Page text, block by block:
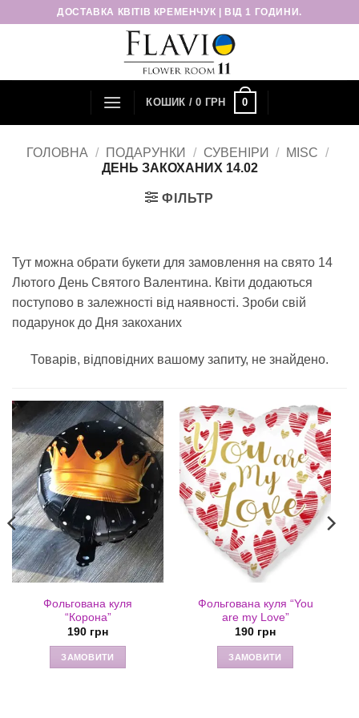
ПропуститиДОСТАВКА КВІТІВ КРЕМЕНЧУК | ВІД 1 ГОДИНИ.
КОШИК /0 ГРН 0
ГОЛОВНА / ПОДАРУНКИ / СУВЕНІРИ / MISC /
ДЕНЬ ЗАКОХАНИХ 14.02
ФІЛЬТР
Тут можна обрати букети для замовлення на свято 14
Лютого День Святого Валентина. Квіти додаються
поступово в залежності від наявності. Зроби свій
подарунок до Дня закоханих
Товарів, відповідних вашому запиту, не знайдено.
Фольгована куля
“Корона”
190 грн
ЗАМОВИТИ
Фольгована куля “You
are my Love”
190 грн
ЗАМОВИТИ